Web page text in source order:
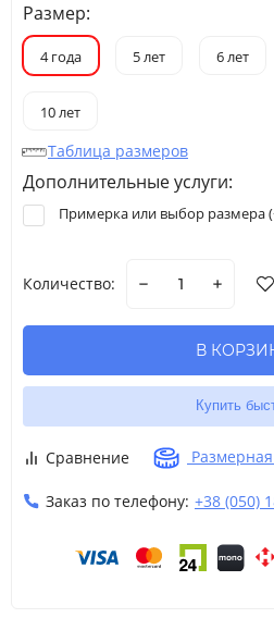
Размер:
4 года 5 лет 6 лет
10 лет
Таблица размеров
Дополнительные услуги:
Примерка или выбор размера
Количество:
В
Купить
Сравнение Размерная
Заказ по телефону: +38 (050)